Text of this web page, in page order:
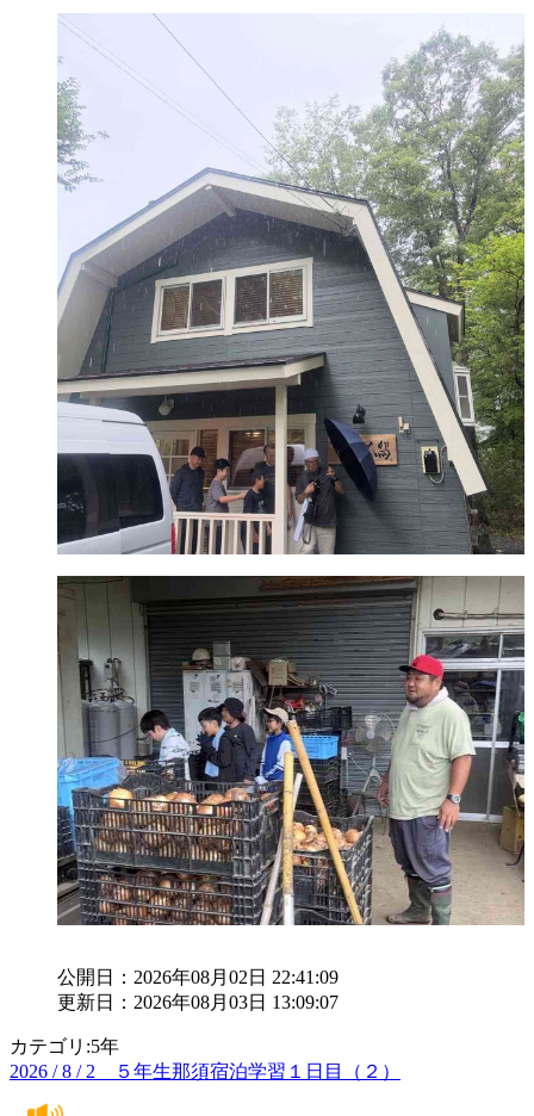
公開日：2026年08月02日 22:41:09
更新日：2026年08月03日 13:09:07
カテゴリ:5年
2026 / 8 / 2 ５年生那須宿泊学習１日目（２）